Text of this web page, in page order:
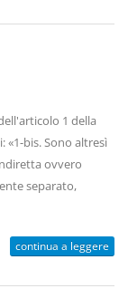
1 della
«1-bis. Sono altresì
ovvero
separato,
continua a leggere